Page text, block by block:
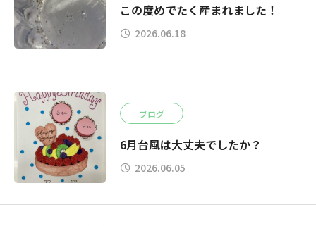
この度めでたく産まれました！
2026.06.18
ブログ
6月台風は大丈夫でしたか？
2026.06.05